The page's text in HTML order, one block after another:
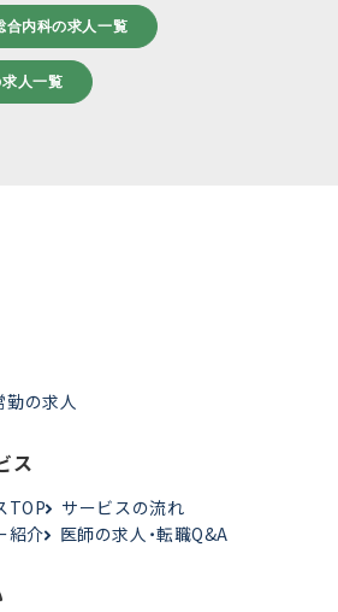
合内科の求人一覧
人一覧
勤の求人
ス
TOP
サービスの流れ
紹介
医師の求人・転職Q&A